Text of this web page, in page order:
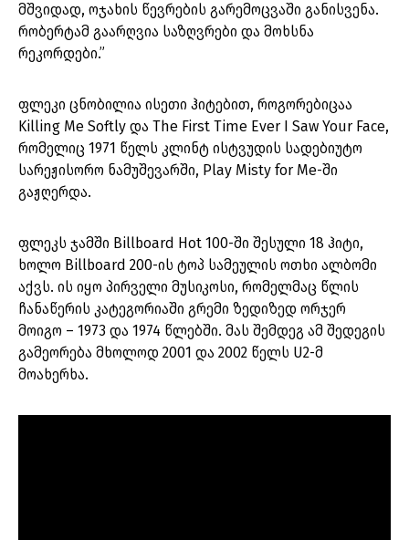
მშვიდად, ოჯახის წევრების გარემოცვაში განისვენა.
რობერტამ გაარღვია საზღვრები და მოხსნა
რეკორდები.”
ფლეკი ცნობილია ისეთი ჰიტებით, როგორებიცაა
Killing Me Softly და The First Time Ever I Saw Your Face,
რომელიც 1971 წელს კლინტ ისტვუდის სადებიუტო
სარეჟისორო ნამუშევარში, Play Misty for Me-ში
გაჟღერდა.
ფლეკს ჯამში Billboard Hot 100-ში შესული 18 ჰიტი,
ხოლო Billboard 200-ის ტოპ სამეულის ოთხი ალბომი
აქვს. ის იყო პირველი მუსიკოსი, რომელმაც წლის
ჩანაწერის კატეგორიაში გრემი ზედიზედ ორჯერ
მოიგო – 1973 და 1974 წლებში. მას შემდეგ ამ შედეგის
გამეორება მხოლოდ 2001 და 2002 წელს U2-მ
მოახერხა.